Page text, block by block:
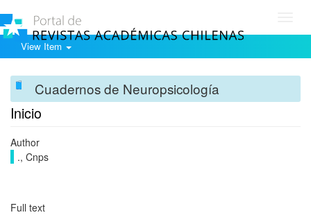
View Item
Cuadernos de Neuropsicología
Inicio
Author
., Cnps
Full text